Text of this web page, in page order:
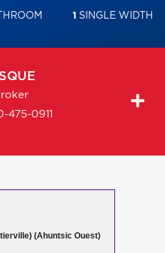
1 SINGLE WIDTH
475-0911
(Ahuntsic Ouest)